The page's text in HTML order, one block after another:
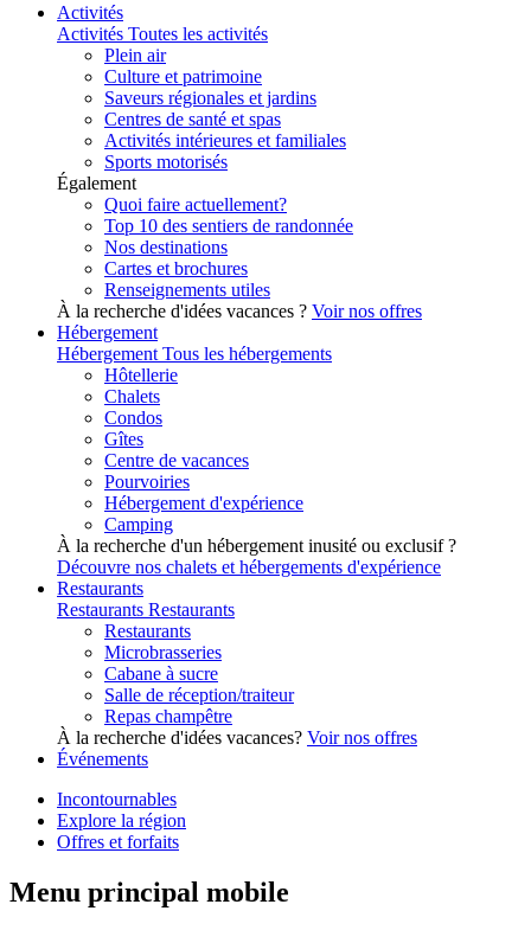
Activités
Activités Toutes les activités
Plein air
Culture et patrimoine
Saveurs régionales et jardins
Centres de santé et spas
Activités intérieures et familiales
Sports motorisés
Également
Quoi faire actuellement?
Top 10 des sentiers de randonnée
Nos destinations
Cartes et brochures
Renseignements utiles
À la recherche d'idées vacances ? Voir nos offres
Hébergement
Hébergement Tous les hébergements
Hôtellerie
Chalets
Condos
Gîtes
Centre de vacances
Pourvoiries
Hébergement d'expérience
Camping
À la recherche d'un hébergement inusité ou exclusif ?
Découvre nos chalets et hébergements d'expérience
Restaurants
Restaurants Restaurants
Restaurants
Microbrasseries
Cabane à sucre
Salle de réception/traiteur
Repas champêtre
À la recherche d'idées vacances? Voir nos offres
Événements
Incontournables
Explore la région
Offres et forfaits
Menu principal mobile